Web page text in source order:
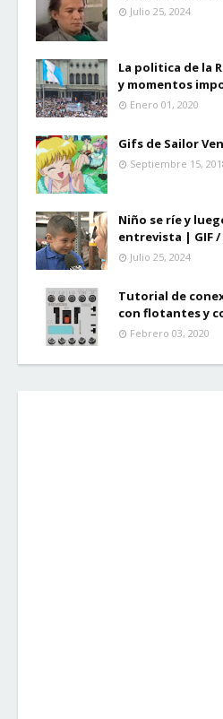
Julio 25, 2024
La politica de la
y momentos
Enero 01, 2020
Gifs de Sailor
Septiembre 15,
Niño se ríe y
entrevista | GIF /
Julio 25, 2024
Tutorial de
con flotantes y
Febrero 03, 2020